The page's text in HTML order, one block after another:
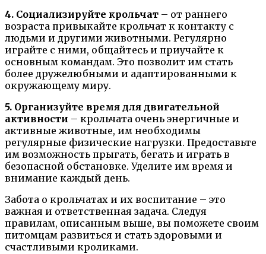
4. Социализируйте крольчат – от раннего
возраста привыкайте крольчат к контакту с
людьми и другими животными. Регулярно
играйте с ними, общайтесь и приучайте к
основным командам. Это позволит им стать
более дружелюбными и адаптированными к
окружающему миру.
5. Организуйте время для двигательной
активности – крольчата очень энергичные и
активные животные, им необходимы
регулярные физические нагрузки. Предоставьте
им возможность прыгать, бегать и играть в
безопасной обстановке. Уделите им время и
внимание каждый день.
Забота о крольчатах и их воспитание – это
важная и ответственная задача. Следуя
правилам, описанным выше, вы поможете своим
питомцам развиться и стать здоровыми и
счастливыми кроликами.